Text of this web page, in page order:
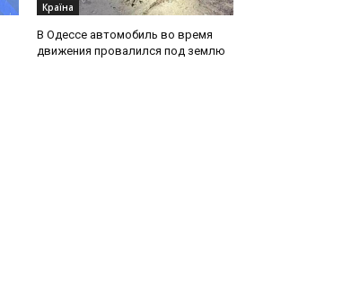
Країна
В Одессе автомобиль во время
движения провалился под землю